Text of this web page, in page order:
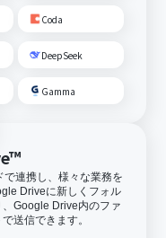
Coda
DeepSeek
Gamma
連携し、様々な業務を
Driveに新しくフォル
Google Drive内のファ
送信できます。